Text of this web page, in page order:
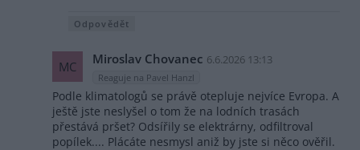
Odpovědět
MC Miroslav Chovanec 6.6.2026 13:13
Reaguje na Pavel Hanzl
Podle klimatologů se právě otepluje nejvíce Evropa. A
ještě jste neslyšel o tom že na lodních trasách
přestává pršet? Odsířily se elektrárny, odfiltroval
popílek.... Plácáte nesmysl aniž by jste si něco ověřil.